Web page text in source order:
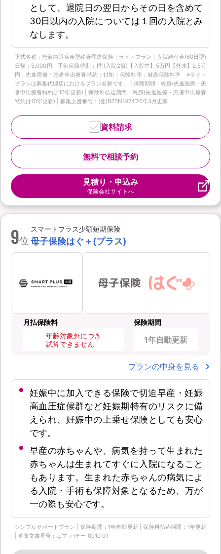
として、退院日の翌日からその日を含めて
30日以内の入院については１回の入院とみ
なします。
正式名称：無解約返戻金型終身医療保険｜ライトプラン｜入院給付金(60日型)
日額：5,000円｜手術保障特則：Ⅰ型(入院2倍)【入院中】5万円【外来】2.5万
円｜先進医療・患者申出療養特約：付加｜保険料率：健康保険料率 ※ライト
プランは募集代理店におけるプラン名称です。 | 保険期間：終身(先進医療・患
者申出療養特約は10年更新) | 保険料払込期間：終身(先進医療・患者申出療養
特約は10年更新) | 募集文書番号：(登)B25N1474‘26年4月更新
無料で相談予約
資料請求
見積り・申込み
保険会社サイトへ
9位
スマートプラス少額短期保険
母子保険はぐ＋(プラス)
月払保険料
年齢対象外につき
試算できません
保険期間
1年自動更新
プランの中身を見る
妊娠中に加入できる保険で切迫早産・妊娠
高血圧症候群など妊娠期特有のリスクに備
えられ、妊娠中の上乗せ保険としても安心
です。
早産の赤ちゃんや、病気を持って生まれた
赤ちゃんは生まれてすぐに入院になること
もあります。生まれた赤ちゃんの病気によ
る入院・手術も保障対象となるため、万が
一の際も安心です。
シンプルサポートプラン | 保険期間：1年自動更新 | 保険料払込期間：1年更新
| 募集文書番号：はプ_バナー_0010_01